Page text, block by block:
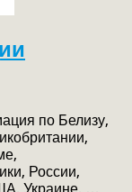
по Белизу,
России,